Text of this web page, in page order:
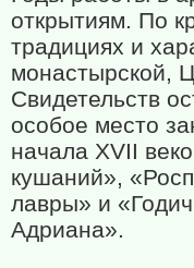
открытиям. По
традициях и
монастырской,
Свидетельств
особое место
начала XVII
кушаний»,
лавры» и
Адриана».